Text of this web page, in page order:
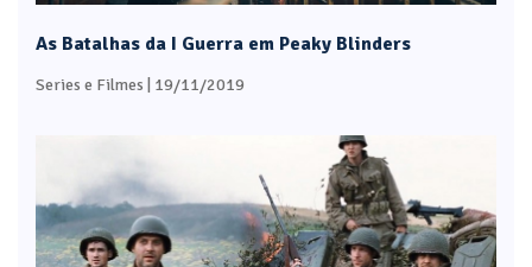
As Batalhas da I Guerra em Peaky Blinders
Series e Filmes | 19/11/2019